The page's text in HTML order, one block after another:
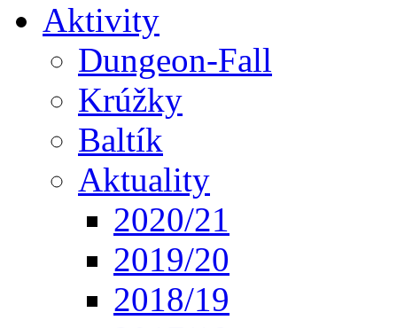
Aktivity
Dungeon-Fall
Krúžky
Baltík
Aktuality
2020/21
2019/20
2018/19